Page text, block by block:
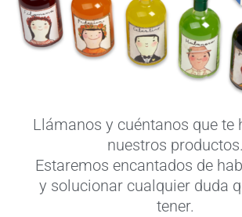
Llámanos y cuéntanos que te
nuestros productos.
Estaremos encantados de
y solucionar cualquier duda
tener.